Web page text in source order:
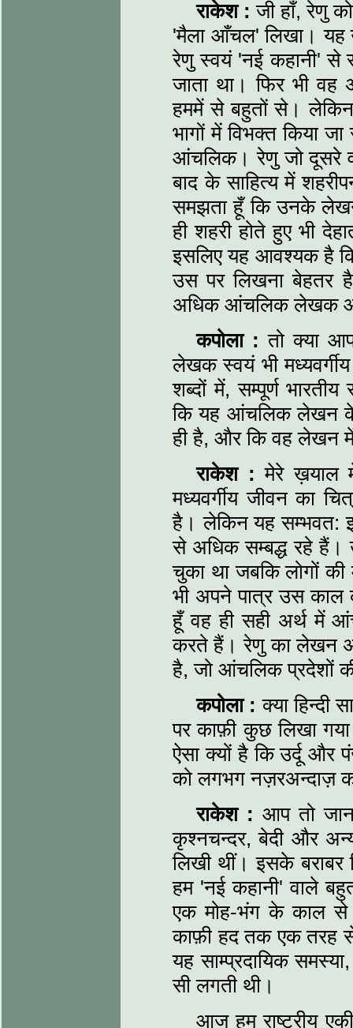
राकेश : जी हाँ, रेणु
'मैला आँचल' लिखा। यह
रेणु स्वयं 'नई कहानी' से
जाता था। फिर भी
हममें से बहुतों से। लेकिन
भागों में विभक्त किया
आंचलिक। रेणु जो दूसरे
बाद के साहित्य में
समझता हूँ कि उनके
ही शहरी होते हुए भी
इसलिए यह आवश्यक है
उस पर लिखना बेहतर
अधिक आंचलिक लेखक
कपोला : तो क्या
लेखक स्वयं भी
शब्दों में, सम्पूर्ण
कि यह आंचलिक लेखन
ही है, और कि वह लेखन
राकेश : मेरे ख़याल
मध्यवर्गीय जीवन का
है। लेकिन यह सम्भवत:
से अधिक सम्बद्ध रहे हैं।
चुका था जबकि लोगों की
भी अपने पात्र उस काल
हूँ वह ही सही अर्थ में
करते हैं। रेणु का लेखन
है, जो आंचलिक प्रदेशों
कपोला : क्या हिन्दी
पर काफ़ी कुछ लिखा
ऐसा क्यों है कि उर्दू और
को लगभग नज़रअन्दाज़
राकेश : आप तो
कृश्नचन्दर, बेदी और
लिखी थीं। इसके बराबर
हम 'नई कहानी' वाले
एक मोह-भंग के काल से
काफ़ी हद तक एक तरह
यह साम्प्रदायिक
सी लगती थी।
आज हम राष्ट्रीय